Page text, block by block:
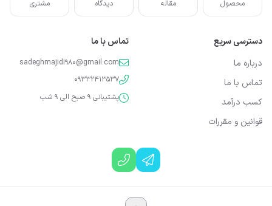
محصول
مقاله
دیدگاه
مشتری
دسترسی سریع
درباره ما
تماس با ما
کسب درآمد
قوانین و مقررات
تماس با ما
sadeghmajidi980@gmail.com
09332413537
پشتیبانی 9 صبح الی 9 شب